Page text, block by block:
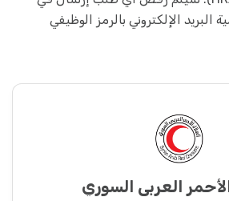
البريد الإلكتروني بالرمز الوظيفي
العربي السوري